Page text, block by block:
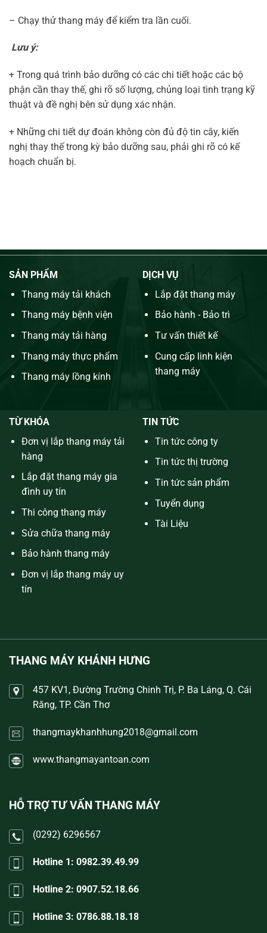
– Chạy thử thang máy để kiểm tra lần cuối.
Lưu ý:
+ Trong quá trình bảo dưỡng có các chi tiết hoặc các bộ
phận cần thay thế, ghi rõ số lượng, chủng loại tình trạng kỹ
thuật và đề nghị bên sử dụng xác nhận.
+ Những chi tiết dự đoán không còn đủ độ tin cây, kiến
nghị thay thế trong kỳ bảo dưỡng sau, phải ghi rõ có kế
hoạch chuẩn bị.
SẢN PHẨM
Thang máy tải khách
Thang máy bệnh viện
Thang máy tải hàng
Thang máy thực phẩm
Thang máy lồng kính
DỊCH VỤ
Lắp đặt thang máy
Bảo hành - Bảo trì
Tư vấn thiết kế
Cung cấp linh kiện
thang máy
TỪ KHÓA
Đơn vị lắp thang máy tải
hàng
Lắp đặt thang máy gia
đình uy tín
Thi công thang máy
Sửa chữa thang máy
Bảo hành thang máy
Đơn vị lắp thang máy uy
tín
TIN TỨC
Tin tức công ty
Tin tức thị trường
Tin tức sản phẩm
Tuyển dụng
Tài Liệu
THANG MÁY KHÁNH HƯNG
457 KV1, Đường Trường Chinh Trị, P. Ba Láng, Q. Cái
Răng, TP. Cần Thơ
thangmaykhanhhung2018@gmail.com
www.thangmayantoan.com
HỖ TRỢ TƯ VẤN THANG MÁY
(0292) 6296567
Hotline 1: 0982.39.49.99
Hotline 2: 0907.52.18.66
Hotline 3: 0786.88.18.18